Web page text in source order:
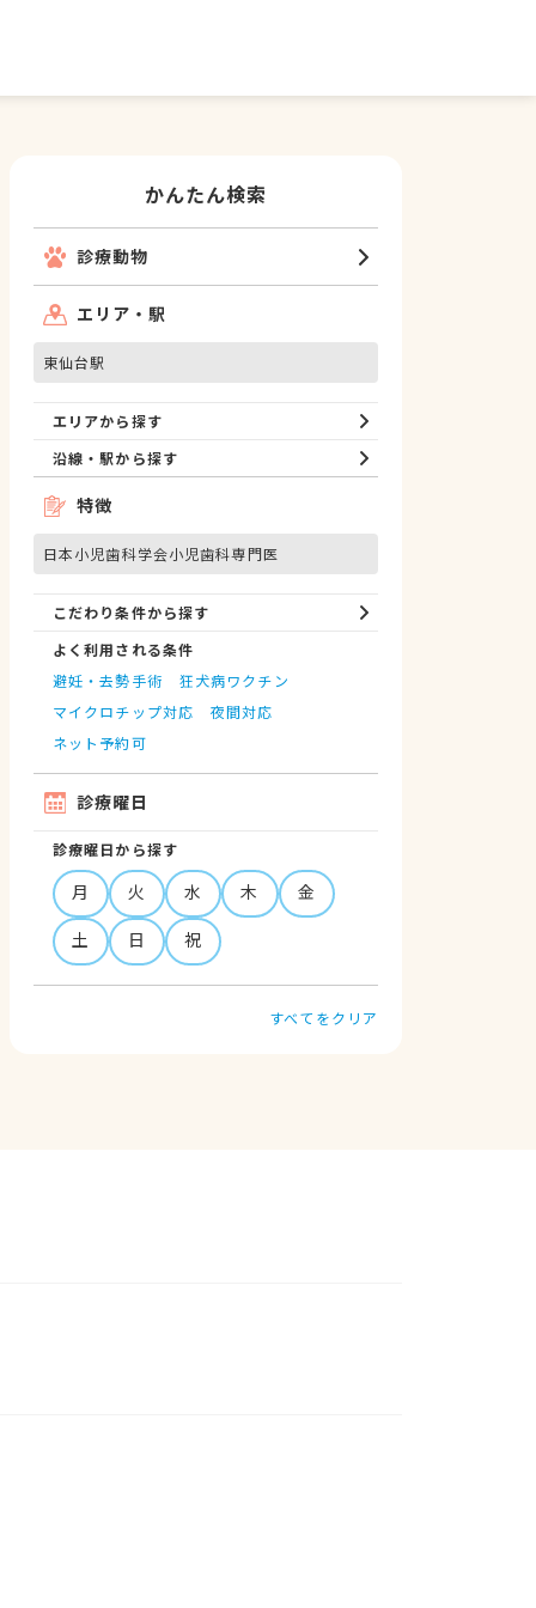
かんたん検索
診療動物
エリア・駅
東仙台駅
エリアから探す
沿線・駅から探す
特徴
日本小児歯科学会小児歯科専門医
こだわり条件から探す
よく利用される条件
避妊・去勢手術
狂犬病ワクチン
マイクロチップ対応
夜間対応
ネット予約可
診療曜日
診療曜日から探す
月 火 水 木
金
土
日 祝
すべてをクリア